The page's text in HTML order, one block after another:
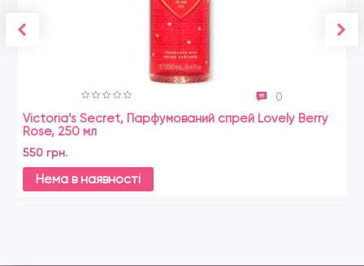
0
Victoria’s Secret, Парфумований спрей Lovely Berry
Rose, 250 мл
550 грн.
Нема в наявності